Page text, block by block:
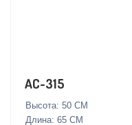
AC-315
Высота: 50 СМ
Длина: 65 СМ